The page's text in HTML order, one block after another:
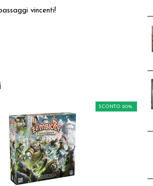
vincenti!
SCONTO 20%